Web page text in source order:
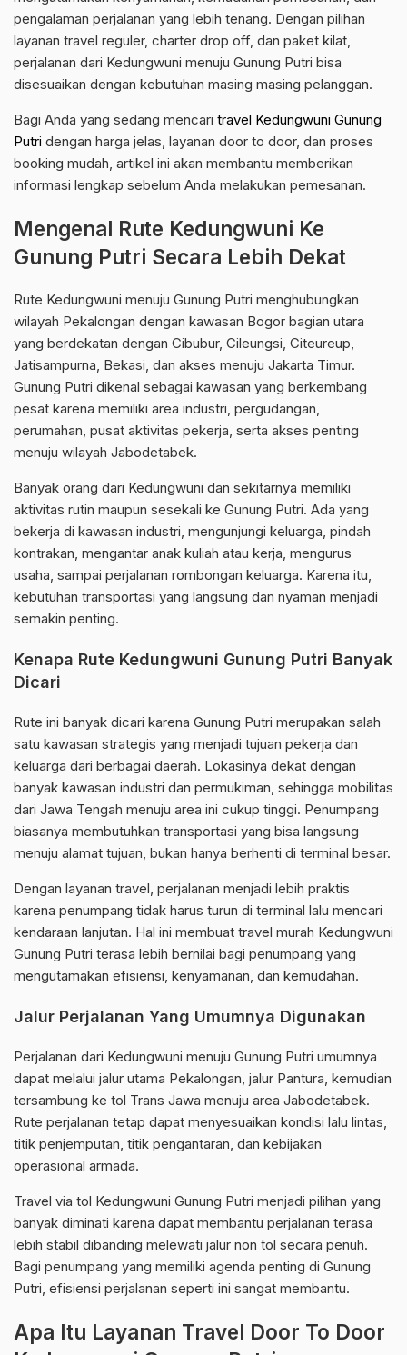
pengalaman perjalanan yang lebih tenang. Dengan pilihan
layanan travel reguler, charter drop off, dan paket kilat,
perjalanan dari Kedungwuni menuju Gunung Putri bisa
disesuaikan dengan kebutuhan masing masing pelanggan.
Bagi Anda yang sedang mencari travel Kedungwuni Gunung
Putri dengan harga jelas, layanan door to door, dan proses
booking mudah, artikel ini akan membantu memberikan
informasi lengkap sebelum Anda melakukan pemesanan.
Mengenal Rute Kedungwuni Ke
Gunung Putri Secara Lebih Dekat
Rute Kedungwuni menuju Gunung Putri menghubungkan
wilayah Pekalongan dengan kawasan Bogor bagian utara
yang berdekatan dengan Cibubur, Cileungsi, Citeureup,
Jatisampurna, Bekasi, dan akses menuju Jakarta Timur.
Gunung Putri dikenal sebagai kawasan yang berkembang
pesat karena memiliki area industri, pergudangan,
perumahan, pusat aktivitas pekerja, serta akses penting
menuju wilayah Jabodetabek.
Banyak orang dari Kedungwuni dan sekitarnya memiliki
aktivitas rutin maupun sesekali ke Gunung Putri. Ada yang
bekerja di kawasan industri, mengunjungi keluarga, pindah
kontrakan, mengantar anak kuliah atau kerja, mengurus
usaha, sampai perjalanan rombongan keluarga. Karena itu,
kebutuhan transportasi yang langsung dan nyaman menjadi
semakin penting.
Kenapa Rute Kedungwuni Gunung Putri Banyak
Dicari
Rute ini banyak dicari karena Gunung Putri merupakan salah
satu kawasan strategis yang menjadi tujuan pekerja dan
keluarga dari berbagai daerah. Lokasinya dekat dengan
banyak kawasan industri dan permukiman, sehingga mobilitas
dari Jawa Tengah menuju area ini cukup tinggi. Penumpang
biasanya membutuhkan transportasi yang bisa langsung
menuju alamat tujuan, bukan hanya berhenti di terminal besar.
Dengan layanan travel, perjalanan menjadi lebih praktis
karena penumpang tidak harus turun di terminal lalu mencari
kendaraan lanjutan. Hal ini membuat travel murah Kedungwuni
Gunung Putri terasa lebih bernilai bagi penumpang yang
mengutamakan efisiensi, kenyamanan, dan kemudahan.
Jalur Perjalanan Yang Umumnya Digunakan
Perjalanan dari Kedungwuni menuju Gunung Putri umumnya
dapat melalui jalur utama Pekalongan, jalur Pantura, kemudian
tersambung ke tol Trans Jawa menuju area Jabodetabek.
Rute perjalanan tetap dapat menyesuaikan kondisi lalu lintas,
titik penjemputan, titik pengantaran, dan kebijakan
operasional armada.
Travel via tol Kedungwuni Gunung Putri menjadi pilihan yang
banyak diminati karena dapat membantu perjalanan terasa
lebih stabil dibanding melewati jalur non tol secara penuh.
Bagi penumpang yang memiliki agenda penting di Gunung
Putri, efisiensi perjalanan seperti ini sangat membantu.
Apa Itu Layanan Travel Door To Door